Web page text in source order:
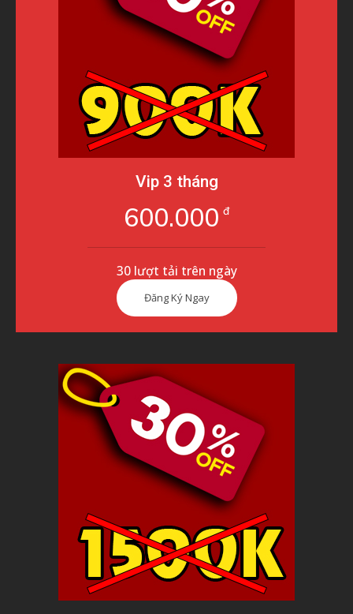
Vip 3 tháng
600.000 đ
30 lượt tải trên ngày
Đăng Ký Ngay